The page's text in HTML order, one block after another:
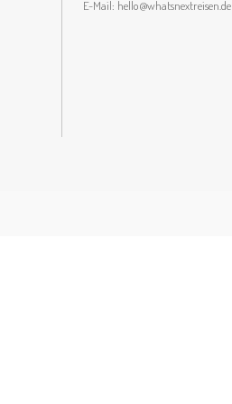
E-Mail: hello@whatsnextreisen.de